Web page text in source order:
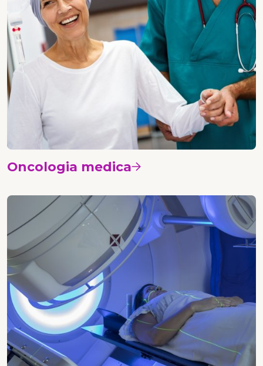
Oncologia medica Vedi i corsi
Radioterapia